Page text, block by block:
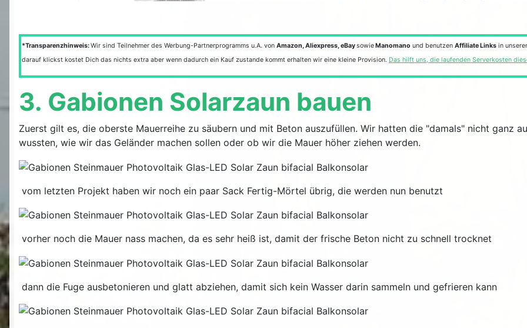
*Transparenzhinweis:Wir sind Teilnehmer des Werbung-Partnerprogramms u.A. von Amazon, Aliexpress, eBaysowieManomano und benutzen Affiliate Links in
darauf klickst kostet Dich das nichts extra aber wenn dadurch ein Kauf zustande kommt erhalten wir eine kleine Provision. Das hilft uns, die laufenden Serverkosten
3. Gabionen Solarzaun bauen
Zuerst gilt es, die oberste Mauerreihe zu säubern und mit Beton auszufüllen. Wir hatten die "damals" nicht ganz
wussten, wie wir das Geländer machen sollen oder ob wir die Mauer höher ziehen werden.
vom letzten Projekt haben wir noch ein paar Sack Fertig-Mörtel übrig, die werden nun benutzt
vorher noch die Mauer nass machen, da es sehr heiß ist, damit der frische Beton nicht zu schnell trocknet
dann die Fuge ausbetonieren und glatt abziehen, damit sich kein Wasser darin sammeln und gefrieren kann